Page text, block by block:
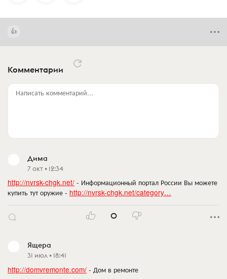
Комментарии
Написать комментарий...
Дима
7 окт • 12:34
http://nvrsk-chgk.net/ - Информационный портал России Вы можете
купить тут оружие - http://nvrsk-chgk.net/category…
0
Ящера
31 июл • 18:41
http://domvremonte.com/ - Дом в ремонте